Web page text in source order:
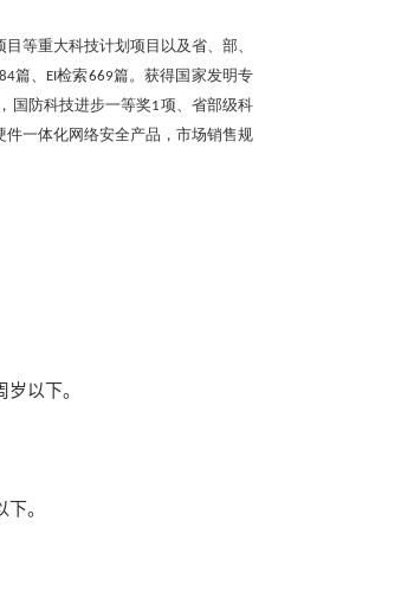
等重大科技计划项目以及省、部、
篇、 EI检索669篇。获得国家发明专
国防科技进步一等奖1项、省部级科
一体化网络安全产品，市场销售规
岁以下。
下。